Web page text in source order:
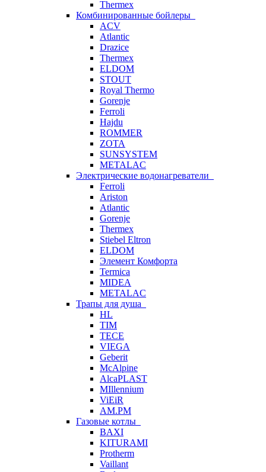
Thermex
Комбинированные бойлеры
ACV
Atlantic
Drazice
Thermex
ELDOM
STOUT
Royal Thermo
Gorenje
Ferroli
Hajdu
ROMMER
ZOTA
SUNSYSTEM
METALAC
Электрические водонагреватели
Ferroli
Ariston
Atlantic
Gorenje
Thermex
Stiebel Eltron
ELDOM
Элемент Комфорта
Termica
MIDEA
METALAC
Трапы для душа
HL
TIM
TECE
VIEGA
Geberit
McAlpine
AlcaPLAST
MIllennium
ViEiR
AM.PM
Газовые котлы
BAXI
KITURAMI
Protherm
Vaillant